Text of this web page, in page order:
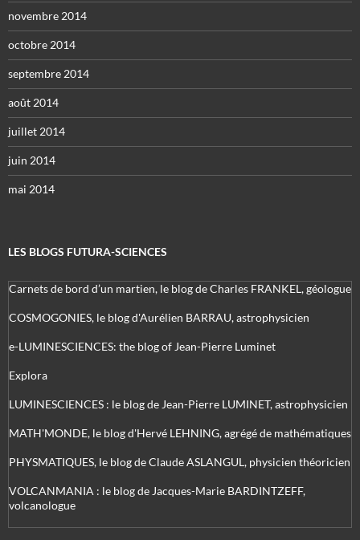
novembre 2014
octobre 2014
septembre 2014
août 2014
juillet 2014
juin 2014
mai 2014
LES BLOGS FUTURA-SCIENCES
Carnets de bord d’un martien, le blog de Charles FRANKEL, géologue
COSMOGONIES, le blog d'Aurélien BARRAU, astrophysicien
e-LUMINESCIENCES: the blog of Jean-Pierre Luminet
Explora
LUMINESCIENCES : le blog de Jean-Pierre LUMINET, astrophysicien
MATH'MONDE, le blog d'Hervé LEHNING, agrégé de mathématiques
PHYSMATIQUES, le blog de Claude ASLANGUL, physicien théoricien
VOLCANMANIA : le blog de Jacques-Marie BARDINTZEFF,
volcanologue